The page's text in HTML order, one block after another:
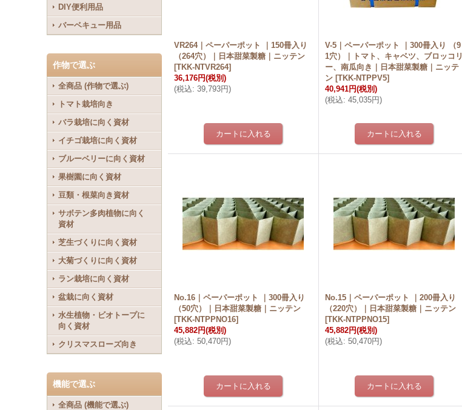
DIY便利用品
バーベキュー用品
作物で選ぶ
全商品 (作物で選ぶ)
トマト栽培向き
バラ栽培に向く資材
イチゴ栽培に向く資材
ブルーベリーに向く資材
果樹園に向く資材
豆類・根菜向き資材
サボテン多肉植物に向く
資材
芝生づくりに向く資材
大菊づくりに向く資材
ラン栽培に向く資材
盆栽に向く資材
水生植物・ビオトープに
向く資材
クリスマスローズ向き
機能で選ぶ
全商品 (機能で選ぶ)
VR264｜ペーパーポット ｜150冊入り
（264穴）｜日本甜菜製糖｜ニッテン
[TKK-NTVR264]
36,176円(税別)
(税込: 39,793円)
V-5｜ペーパーポット ｜300冊入り （9
1穴）｜トマト、キャベツ、ブロッコリ
ー、南瓜向き｜日本甜菜製糖｜ニッテ
ン [TKK-NTPPV5]
40,941円(税別)
(税込: 45,035円)
No.16｜ペーパーポット ｜300冊入り
（50穴）｜日本甜菜製糖｜ニッテン
[TKK-NTPPNO16]
45,882円(税別)
(税込: 50,470円)
No.15｜ペーパーポット ｜200冊入り
（220穴）｜日本甜菜製糖｜ニッテン
[TKK-NTPPNO15]
45,882円(税別)
(税込: 50,470円)